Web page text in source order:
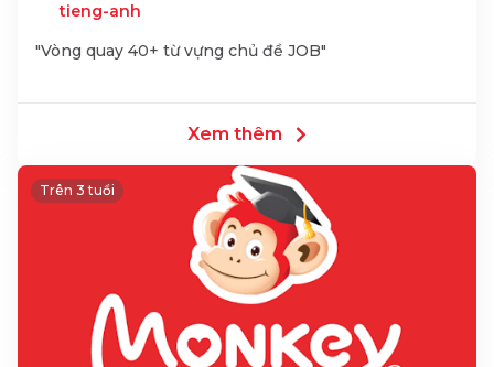
tieng-anh
"Vòng quay 40+ từ vựng chủ đề JOB"
Xem thêm
Trên 3 tuổi